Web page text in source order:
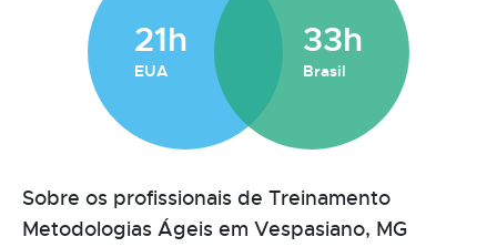
21h
EUA
33h
Brasil
Sobre os profissionais de Treinamento
Metodologias Ágeis em Vespasiano, MG